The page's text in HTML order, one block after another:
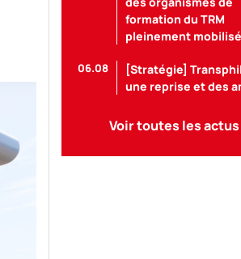
formation du TRM
pleinement
06.08
[Stratégie]
une reprise et des
Voir toutes les actus